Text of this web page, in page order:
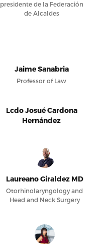
presidente de la Federación
de Alcaldes
Jaime Sanabria
Professor of Law
Lcdo Josué Cardona
Hernández
Laureano Giraldez MD
Otorhinolaryngology and
Head and Neck Surgery